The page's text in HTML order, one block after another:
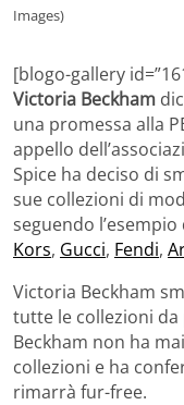
Images)
[blogo-gallery
Victoria Beckham
una promessa alla
appello
Spice ha deciso di
sue collezioni di
seguendo
Kors, Gucci, Fendi,
Victoria Beckham
tutte le collezioni da
Beckham non ha
collezioni e ha
rimarrà fur-free.